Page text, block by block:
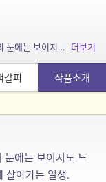
소개: 그녀는 어린 시절부터 ‘그것’을 보았다. 남들의 눈에는 보이지도 느껴지지도 않는 어두운 틈새 하나. 그 틈과 함께 살아가는 일생. 더보기
갈피 작품소개
눈에는 보이지도 느
살아가는 일생.